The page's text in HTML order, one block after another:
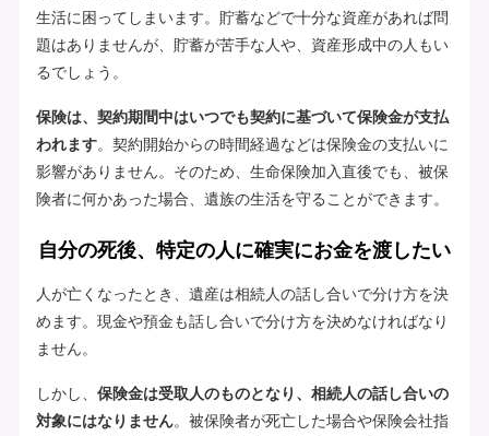
生活に困ってしまいます。貯蓄などで十分な資産があれば問
題はありませんが、貯蓄が苦手な人や、資産形成中の人もい
るでしょう。
保険は、契約期間中はいつでも契約に基づいて保険金が支払
われます。契約開始からの時間経過などは保険金の支払いに
影響がありません。そのため、生命保険加入直後でも、被保
険者に何かあった場合、遺族の生活を守ることができます。
自分の死後、特定の人に確実にお金を渡したい
人が亡くなったとき、遺産は相続人の話し合いで分け方を決
めます。現金や預金も話し合いで分け方を決めなければなり
ません。
しかし、 保険金は受取人のものとなり、相続人の話し合いの
対象にはなりません。被保険者が死亡した場合や保険会社指